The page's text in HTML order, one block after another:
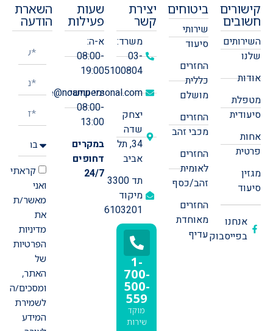
קישורים
חשובים
השירותים
שלנו
אודות
מטפלת
סיעודית
אחות
פרטית
מגזין
סיעוד
אנחנו
בפייסבוק
ביטוחים
שירותי
סיעוד
החזרים
כללית
מושלם
החזרים
מכבי זהב
החזרים
לאומית
זהב/כסף
החזרים
מאוחדת
עדיף
יצירת
קשר
משרד:
03-
5100804
office@noampersonal.com
יצחק
שדה
34, תל
אביב
תד 3300
מיקוד
6103201
1-
700-
500-
559
מוקד
שירות
שעות
פעילות
א-ה:
08:00-
19:00
ימי שישי:
08:00-
13:00
במקרים
דחופים
24/7
השארת
הודעה
קראתי
ואני
מאשר/ת
את
מדיניות
הפרטיות
של
האתר,
ומסכים/ה
לשמירת
המידע